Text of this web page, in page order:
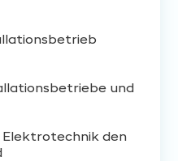
und
Elektrotechnik den